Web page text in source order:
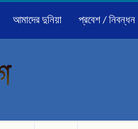
আমাদের দুনিয়া প্রবেশ / নিবন্ধন